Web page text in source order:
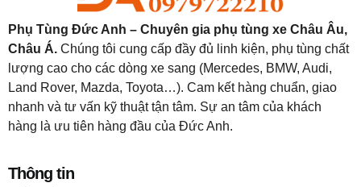
Phụ Tùng Đức Anh – Chuyên gia phụ tùng xe Châu Âu,
Châu Á. Chúng tôi cung cấp đầy đủ linh kiện, phụ tùng chất
lượng cao cho các dòng xe sang (Mercedes, BMW, Audi,
Land Rover, Mazda, Toyota…). Cam kết hàng chuẩn, giao
nhanh và tư vấn kỹ thuật tận tâm. Sự an tâm của khách
hàng là ưu tiên hàng đầu của Đức Anh.
Thông tin